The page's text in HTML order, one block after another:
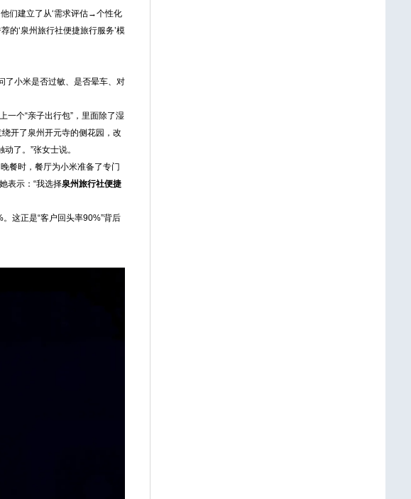
们建立了从‘需求评估→个性化
的‘泉州旅行社便捷旅行服务’模
了小米是否过敏、是否晕车、对
一个“亲子出行包”，里面除了湿
开了泉州开元寺的侧花园，改
了。”张女士说。
餐时，餐厅为小米准备了专门
表示：“我选择泉州旅行社便捷
这正是“客户回头率90%”背后